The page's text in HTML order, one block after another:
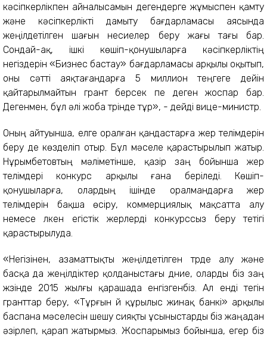
кәсіпкерлікпен айналысамын дегендерге жұмыспен қамту
және кәсіпкерлікті дамыту бағдарламасы аясында
жеңілдетілген шағын несиелер беру жағы тағы бар.
Сондай-ақ, ішкі көшіп-қонушыларға кәсіпкерліктің
негіздерін «Бизнес бастау» бағдарламасы арқылы оқытып,
оны сәтті аяқтағандарға 5 миллион теңгеге дейін
қайтарылмайтын грант берсек пе деген жоспар бар.
Дегенмен, бұл әлі жоба түрінде тұр», - дейдi вице-министр.
Оның айтуынша, елге оралған қандастарға жер телімдерін
беру де көзделiп отыр. Бұл мәселе қарастырылып жатыр.
Нұрымбетовтың мәлiметiнше, қазiр заң бойынша жер
телімдері конкурс арқылы ғана беріледі. Көшіп-
қонушыларға, олардың ішінде оралмандарға жер
телімдерін бақша өсiру, коммерциялық мақсатта алу
немесе үлкен егістік жерлерді конкурссыз беру тетігі
қарастырылуда.
«Негізінен, азаматтықты жеңілдетiлген түрде алу және
басқа да жеңiлдiктер қолданыстағы дүние, оларды біз заң
жүзiнде 2015 жылғы қарашада енгізгенбіз. Ал енді тегін
гранттар беру, «Тұрғын үй құрылыс жинақ банкі» арқылы
баспана мәселесiн шешу сияқты ұсыныстарды бiз жаңадан
әзірлеп, қарап жатырмыз. Жоспарымыз бойынша, егер біз